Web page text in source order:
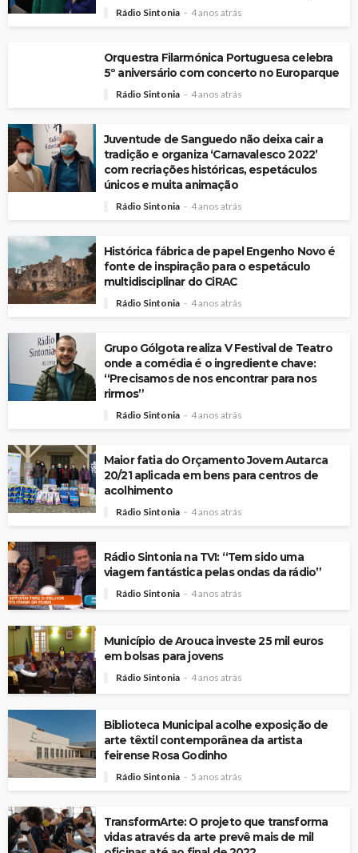
Rádio Sintonia 4 anos atrás
Orquestra Filarmónica Portuguesa celebra
5º aniversário com concerto no Europarque
Rádio Sintonia 4 anos atrás
Juventude de Sanguedo não deixa cair a
tradição e organiza ‘Carnavalesco 2022’
com recriações históricas, espetáculos
únicos e muita animação
Rádio Sintonia 4 anos atrás
Histórica fábrica de papel Engenho Novo é
fonte de inspiração para o espetáculo
multidisciplinar do CiRAC
Rádio Sintonia 4 anos atrás
Grupo Gólgota realiza V Festival de Teatro
onde a comédia é o ingrediente chave:
“Precisamos de nos encontrar para nos
rirmos”
Rádio Sintonia 4 anos atrás
Maior fatia do Orçamento Jovem Autarca
20/21 aplicada em bens para centros de
acolhimento
Rádio Sintonia 4 anos atrás
Rádio Sintonia na TVI: “Tem sido uma
viagem fantástica pelas ondas da rádio”
Rádio Sintonia 4 anos atrás
Município de Arouca investe 25 mil euros
em bolsas para jovens
Rádio Sintonia 4 anos atrás
Biblioteca Municipal acolhe exposição de
arte têxtil contemporânea da artista
feirense Rosa Godinho
Rádio Sintonia 5 anos atrás
TransformArte: O projeto que transforma
vidas através da arte prevê mais de mil